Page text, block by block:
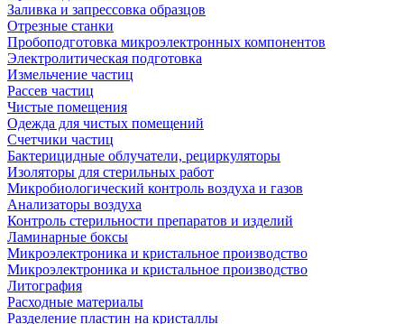
Заливка и запрессовка образцов
Отрезные станки
Пробоподготовка микроэлектронных компонентов
Электролитическая подготовка
Измельчение частиц
Рассев частиц
Чистые помещения
Одежда для чистых помещений
Счетчики частиц
Бактерицидные облучатели, рециркуляторы
Изоляторы для стерильных работ
Микробиологический контроль воздуха и газов
Анализаторы воздуха
Контроль стерильности препаратов и изделий
Ламинарные боксы
Микроэлектроника и кристальное производство
Микроэлектроника и кристальное производство
Литография
Расходные материалы
Разделение пластин на кристаллы